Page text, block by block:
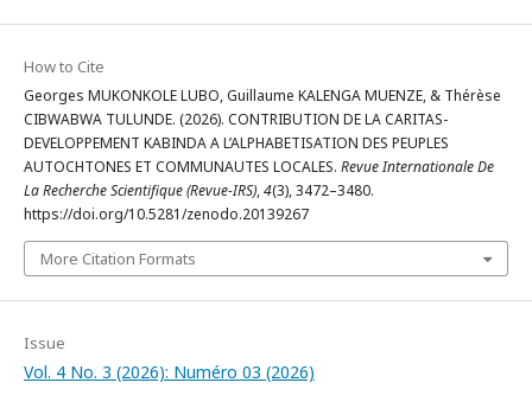
How to Cite
Georges MUKONKOLE LUBO, Guillaume KALENGA MUENZE, & Thérèse
CIBWABWA TULUNDE. (2026). CONTRIBUTION DE LA CARITAS-
DEVELOPPEMENT KABINDA A L’ALPHABETISATION DES PEUPLES
AUTOCHTONES ET COMMUNAUTES LOCALES. Revue Internationale De
La Recherche Scientifique (Revue-IRS),4(3), 3472–3480.
https://doi.org/10.5281/zenodo.20139267
More Citation Formats
Issue
Vol. 4 No. 3 (2026): Numéro 03 (2026)